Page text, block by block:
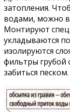
затопления.
водами, можно
Монтируют
укладываются
изолируются
фильтры грубой
забиться песком.